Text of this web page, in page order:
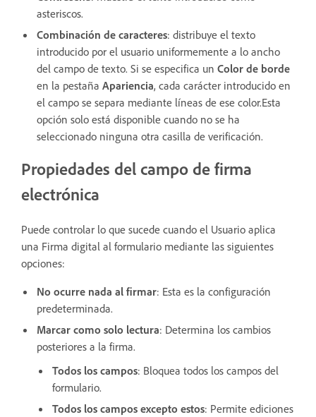
asteriscos.
Combinación de caracteres: distribuye el texto
introducido por el usuario uniformemente a lo ancho
del campo de texto. Si se especifica un Color de borde
en la pestaña Apariencia, cada carácter introducido en
el campo se separa mediante líneas de ese color.Esta
opción solo está disponible cuando no se ha
seleccionado ninguna otra casilla de verificación.
Propiedades del campo de firma
electrónica
Puede controlar lo que sucede cuando el Usuario aplica
una Firma digital al formulario mediante las siguientes
opciones:
No ocurre nada al firmar: Esta es la configuración
predeterminada.
Marcar como solo lectura: Determina los cambios
posteriores a la firma.
Todos los campos: Bloquea todos los campos del
formulario.
Todos los campos excepto estos: Permite ediciones